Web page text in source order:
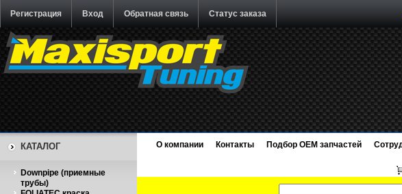
Регистрация Вход Обратная связь Статус заказа
КАТАЛОГ
Downpipe (приемные
трубы)
О компании Контакты Подбор OEM запчастей